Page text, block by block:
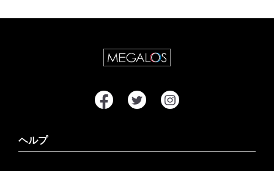
ヘルプ